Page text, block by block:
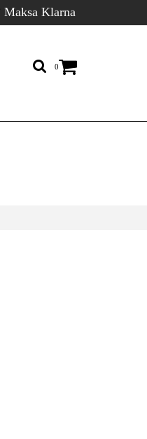
Maksa Klarna
0